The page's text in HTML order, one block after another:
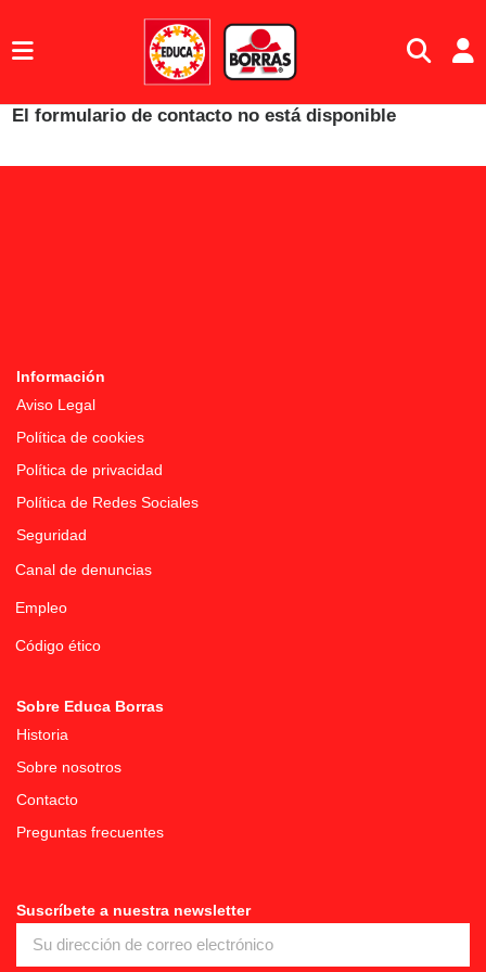
El formulario de contacto no está disponible
Información
Aviso Legal
Política de cookies
Política de privacidad
Política de Redes Sociales
Seguridad
Canal de denuncias
Empleo
Código ético
Sobre Educa Borras
Historia
Sobre nosotros
Contacto
Preguntas frecuentes
Suscríbete a nuestra newsletter